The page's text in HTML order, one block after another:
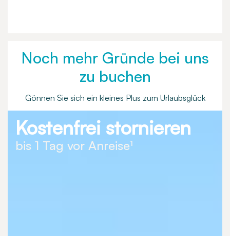
Noch mehr Gründe bei uns
zu buchen
Gönnen Sie sich ein kleines Plus zum Urlaubsglück
Kostenfrei stornieren
bis 1 Tag vor Anreise¹